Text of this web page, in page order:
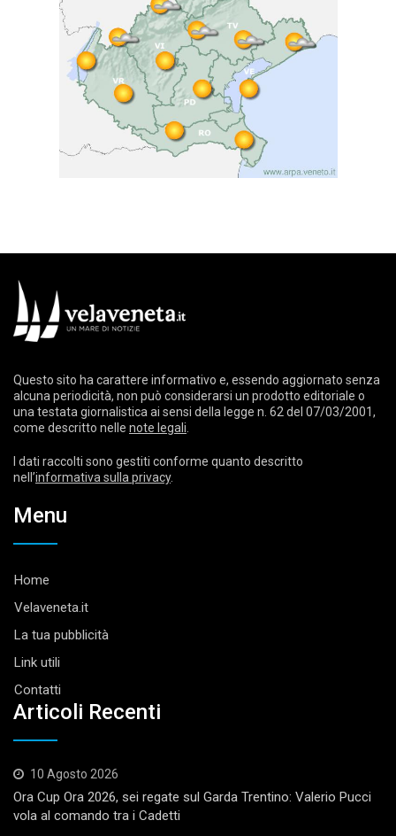
Questo sito ha carattere informativo e, essendo aggiornato senza
alcuna periodicità, non può considerarsi un prodotto editoriale o
una testata giornalistica ai sensi della legge n. 62 del 07/03/2001,
come descritto nelle note legali.
I dati raccolti sono gestiti conforme quanto descritto
nell’informativa sulla privacy.
Menu
Home
Velaveneta.it
La tua pubblicità
Link utili
Contatti
Articoli Recenti
10 Agosto 2026
Ora Cup Ora 2026, sei regate sul Garda Trentino: Valerio Pucci
vola al comando tra i Cadetti